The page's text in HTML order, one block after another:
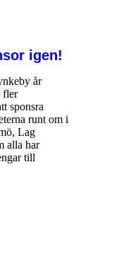
igen!
år
fler
sponsra
runt om i
Lag
alla har
till